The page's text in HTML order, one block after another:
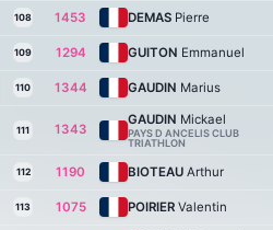
108 1453 DEMAS Pierre
109 1294 GUITON Emmanuel
110 1344 GAUDIN Marius
111 1343
GAUDIN Mickael
PAYS D ANCELIS CLUB
TRIATHLON
112 1190 BIOTEAU Arthur
113 1075 POIRIER Valentin